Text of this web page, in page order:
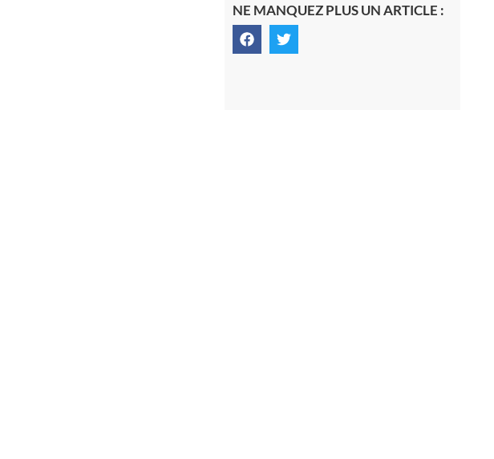
NE MANQUEZ PLUS UN ARTICLE :